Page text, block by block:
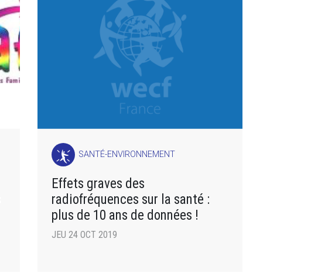
SANTÉ-ENVIRONNEMENT
Effets graves des
radiofréquences sur la santé :
plus de 10 ans de données !
JEU 24 OCT 2019